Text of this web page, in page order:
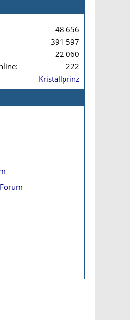
48.656
391.597
22.060
222
Kristallprinz